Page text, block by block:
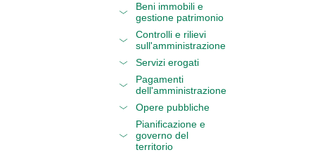
Beni immobili e
gestione patrimonio
Controlli e rilievi
sull'amministrazione
Servizi erogati
Pagamenti
dell'amministrazione
Opere pubbliche
Pianificazione e
governo del
territorio